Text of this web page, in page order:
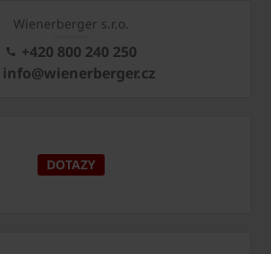
Wienerberger s.r.o.
+420 800 240 250
info@wienerberger.cz
DOTAZY